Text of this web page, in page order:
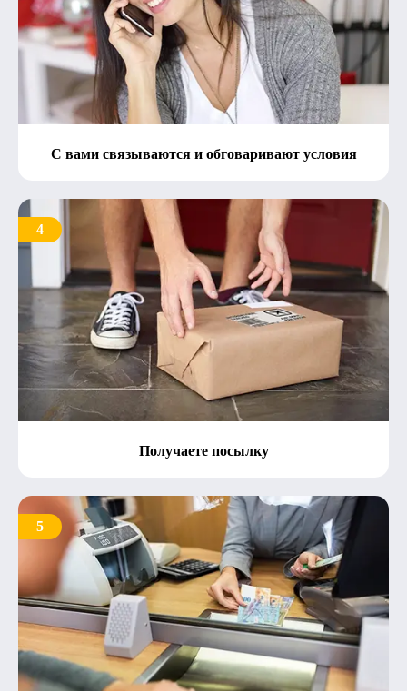
С вами связываются и обговаривают условия
4
Получаете посылку
5